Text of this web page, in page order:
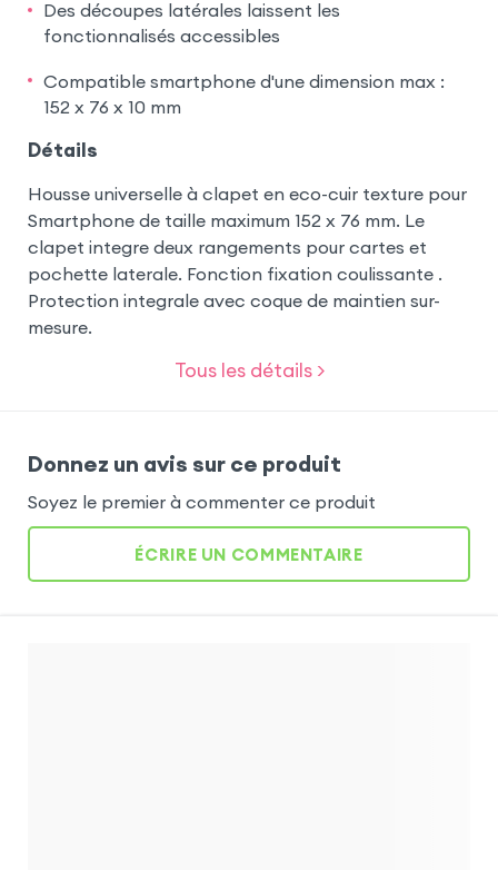
Des découpes latérales laissent les
fonctionnalisés accessibles
Compatible smartphone d'une dimension max :
152 x 76 x 10 mm
Détails
Housse universelle à clapet en eco-cuir texture pour
Smartphone de taille maximum 152 x 76 mm. Le
clapet integre deux rangements pour cartes et
pochette laterale. Fonction fixation coulissante .
Protection integrale avec coque de maintien sur-
mesure.
Tous les détails >
Donnez un avis sur ce produit
Soyez le premier à commenter ce produit
ÉCRIRE UN COMMENTAIRE